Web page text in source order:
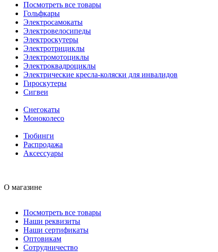
Посмотреть все товары
Гольфкары
Электросамокаты
Электровелосипеды
Электроскутеры
Электротрициклы
Электромотоциклы
Электроквадроциклы
Электрические кресла-коляски для инвалидов
Гироскутеры
Сигвеи
Снегокаты
Моноколесо
Тюбинги
Распродажа
Аксессуары
О магазине
Посмотреть все товары
Наши реквизиты
Наши сертификаты
Оптовикам
Сотрудничество